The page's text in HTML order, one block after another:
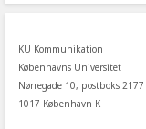
KU Kommunikation
Københavns Universitet
Nørregade 10, postboks 2177
1017 København K